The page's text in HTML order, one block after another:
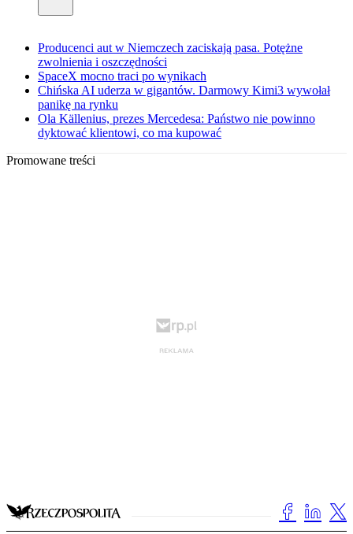
Producenci aut w Niemczech zaciskają pasa. Potężne
zwolnienia i oszczędności
SpaceX mocno traci po wynikach
Chińska AI uderza w gigantów. Darmowy Kimi3 wywołał
panikę na rynku
Ola Källenius, prezes Mercedesa: Państwo nie powinno
dyktować klientowi, co ma kupować
Promowane treści